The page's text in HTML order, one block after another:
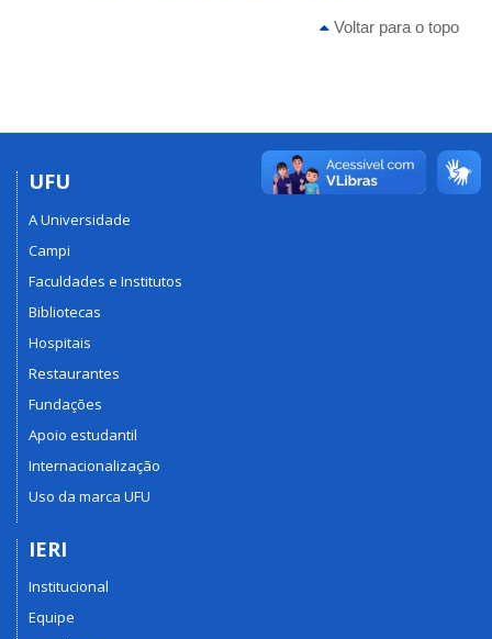
Voltar para o topo
UFU
A Universidade
Campi
Faculdades e Institutos
Bibliotecas
Hospitais
Restaurantes
Fundações
Apoio estudantil
Internacionalização
Uso da marca UFU
IERI
Institucional
Equipe